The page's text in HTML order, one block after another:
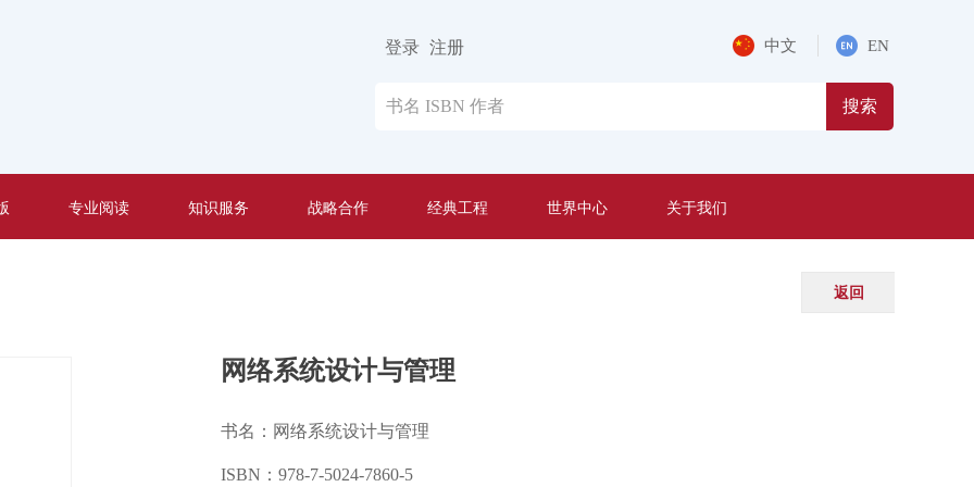
搜索
中文 EN
登录 注册
专业阅读 知识服务 战略合作 经典工程 世界中心 关于我们
网络系统设计与管理
书名：网络系统设计与管理
ISBN：978-7-5024-7860-5
返回